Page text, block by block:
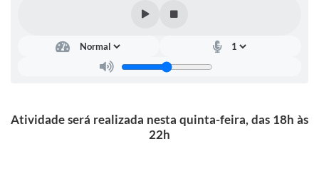
Legislação
Lei de acesso à informação
Atividade será realizada nesta quinta-feira, das 18h às
22h